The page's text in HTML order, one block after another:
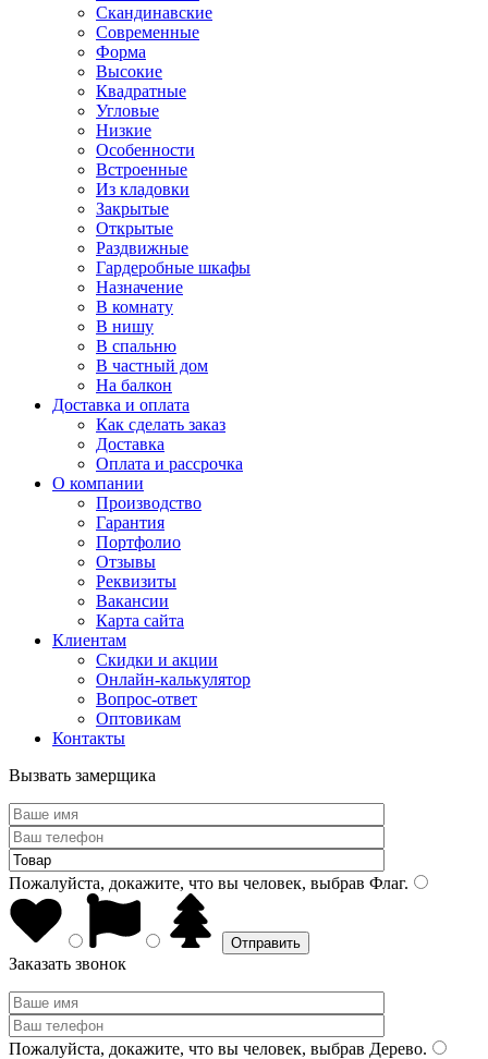
Скандинавские
Современные
Форма
Высокие
Квадратные
Угловые
Низкие
Особенности
Встроенные
Из кладовки
Закрытые
Открытые
Раздвижные
Гардеробные шкафы
Назначение
В комнату
В нишу
В спальню
В частный дом
На балкон
Доставка и оплата
Как сделать заказ
Доставка
Оплата и рассрочка
О компании
Производство
Гарантия
Портфолио
Отзывы
Реквизиты
Вакансии
Карта сайта
Клиентам
Скидки и акции
Онлайн-калькулятор
Вопрос-ответ
Оптовикам
Контакты
Вызвать замерщика
Пожалуйста, докажите, что вы человек, выбрав Флаг.
Заказать звонок
Пожалуйста, докажите, что вы человек, выбрав Дерево.